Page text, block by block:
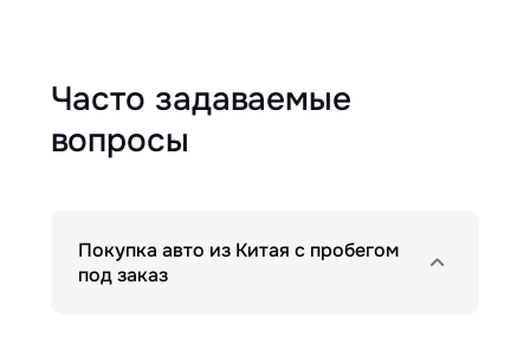
Часто задаваемые
вопросы
Покупка авто из Китая с пробегом
под заказ